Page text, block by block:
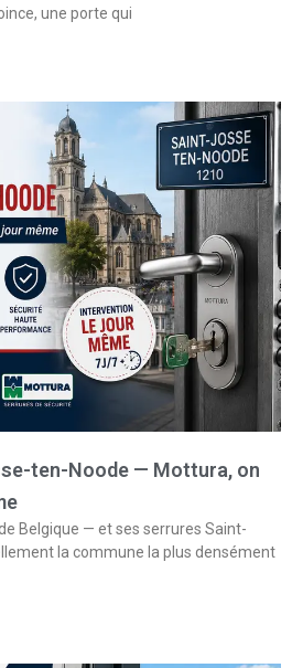
une porte qui
ten-Noode — Mottura, on
Belgique — et ses serrures Saint-
la commune la plus densément